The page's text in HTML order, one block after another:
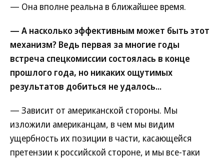
— Она вполне реальна в ближайшее время.
— А насколько эффективным может быть этот
механизм? Ведь первая за многие годы
встреча спецкомиссии состоялась в конце
прошлого года, но никаких ощутимых
результатов добиться не удалось...
— Зависит от американской стороны. Мы
изложили американцам, в чем мы видим
ущербность их позиции в части, касающейся
претензии к российской стороне, и мы все-таки